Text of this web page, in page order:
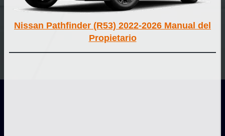
Nissan Pathfinder (R53) 2022-2026 Manual del
Propietario